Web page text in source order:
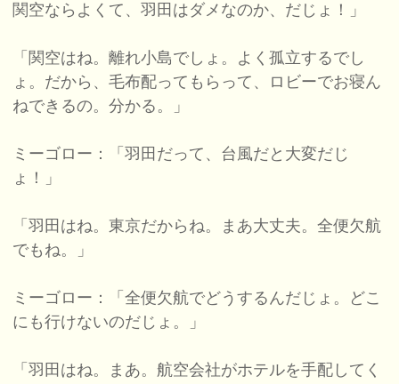
関空ならよくて、羽田はダメなのか、だじょ！」
「関空はね。離れ小島でしょ。よく孤立するでし
ょ。だから、毛布配ってもらって、ロビーでお寝ん
ねできるの。分かる。」
ミーゴロー：「羽田だって、台風だと大変だじ
ょ！」
「羽田はね。東京だからね。まあ大丈夫。全便欠航
でもね。」
ミーゴロー：「全便欠航でどうするんだじょ。どこ
にも行けないのだじょ。」
「羽田はね。まあ。航空会社がホテルを手配してく